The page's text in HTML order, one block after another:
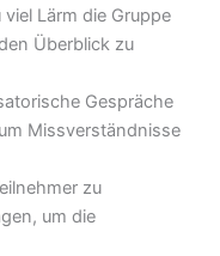
viel Lärm die Gruppe
Überblick zu
Gespräche
Missverständnisse
zu
um die